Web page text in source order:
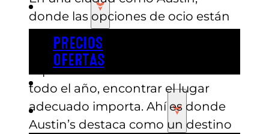
PRECIOS
PRECIOS
OFERTAS
COMPRAR ENTRADAS
TARJETAS DE REGALO
donde las opciones de ocio están
por todas partes y el clima hace
que las actividades de interior sean
especialmente atractivas durante
todo el año, encontrar el lugar
adecuado importa. Ahí es donde
Austin’s destaca como un destino